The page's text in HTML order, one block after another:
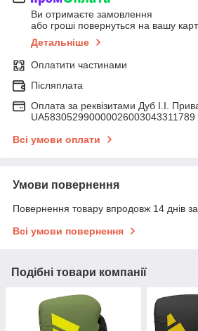
Ви отримаєте замовлення
або гроші повернуться на вашу
Детальніше
Оплатити частинами
Післяплата
Оплата за реквізитами Дуб І.І.
UA583052990000026003043311789
Всі умови оплати
Умови повернення
Повернення товару впродовж 14 днів
Всі умови повернення
Подібні товари компанії